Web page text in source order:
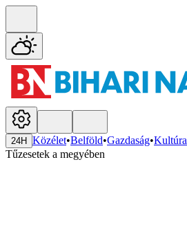
24H Közélet•Belföld•Gazdaság•Kultúra
Tűzesetek a megyében